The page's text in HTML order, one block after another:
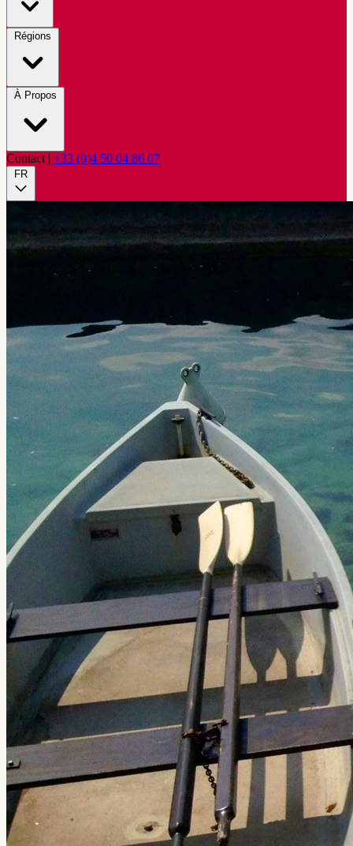
Régions
À Propos
Contact | +33 (0)4 50 04 86 07
FR